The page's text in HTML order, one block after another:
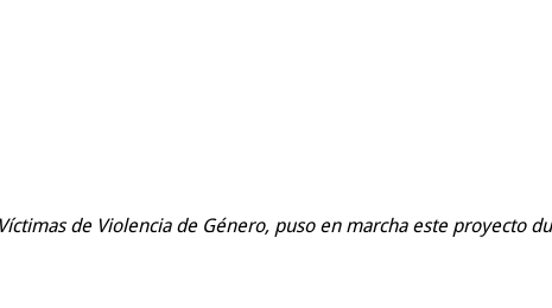
de Violencia de Género, puso en marcha este proyecto